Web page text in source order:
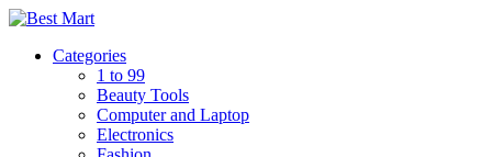
Skip
contentCategories
1 to 99
Beauty Tools
Computer and Laptop
Electronics